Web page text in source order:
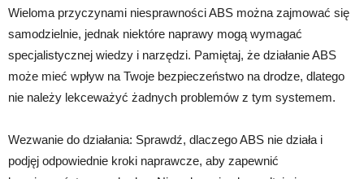
Wieloma przyczynami niesprawności ABS można zajmować się
samodzielnie, jednak niektóre naprawy mogą wymagać
specjalistycznej wiedzy i narzędzi. Pamiętaj, że działanie ABS
może mieć wpływ na Twoje bezpieczeństwo na drodze, dlatego
nie należy lekceważyć żadnych problemów z tym systemem.
Wezwanie do działania: Sprawdź, dlaczego ABS nie działa i
podjęj odpowiednie kroki naprawcze, aby zapewnić